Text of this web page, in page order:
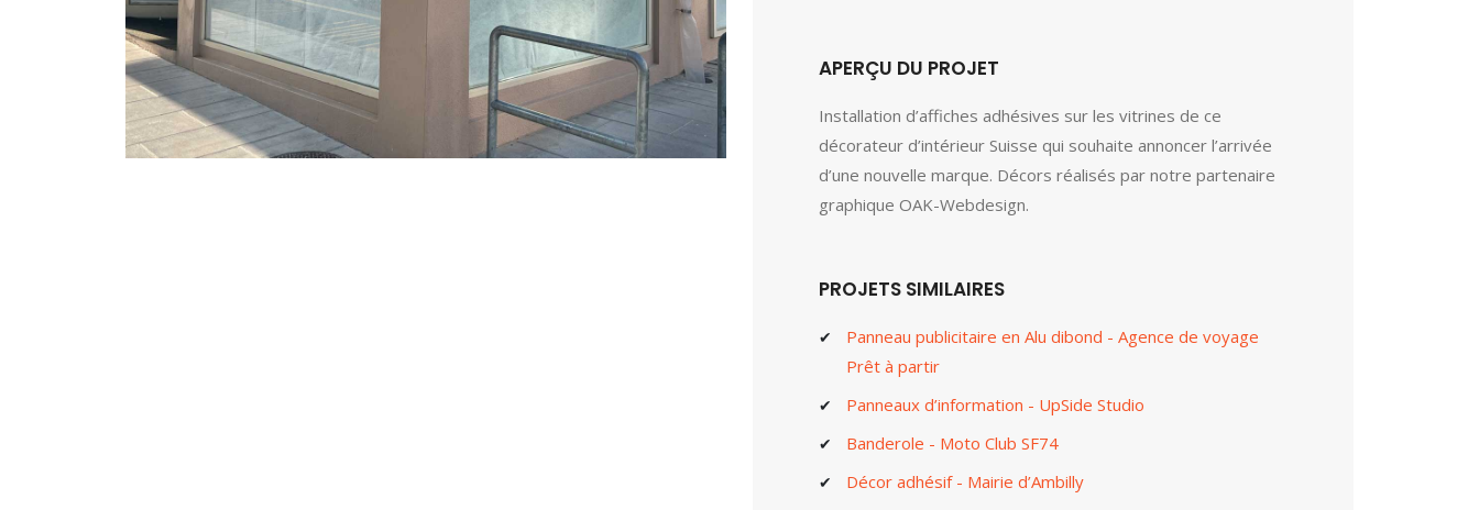
APERÇU DU PROJET
Installation d’affiches adhésives sur les vitrines de ce
décorateur d’intérieur Suisse qui souhaite annoncer l’arrivée
d’une nouvelle marque. Décors réalisés par notre partenaire
graphique OAK-Webdesign.
PROJETS SIMILAIRES
Panneau publicitaire en Alu dibond - Agence de voyage
Prêt à partir
Panneaux d’information - UpSide Studio
Banderole - Moto Club SF74
Décor adhésif - Mairie d’Ambilly